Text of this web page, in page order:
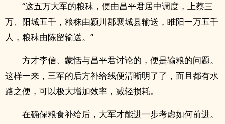
“这五万大军的粮秣，便由昌平君居中调度，上蔡三
万、阳城五千，粮秣由颍川郡襄城县输送，睢阳一万五千
人，粮秣由陈留输送。”
方才李信、蒙恬与昌平君讨论的，便是输粮的问题。
这样一来，三军的后方补给线便清晰明了了，而且都有水
路之便，可以极大增加效率，减轻损耗。
在确保粮食补给后，大军才能进一步考虑如何前进。